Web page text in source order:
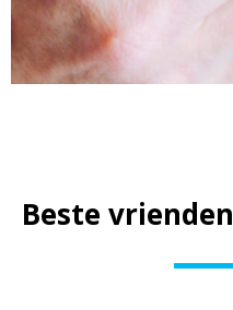
Beste vrienden